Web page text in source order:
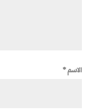
الاسم*